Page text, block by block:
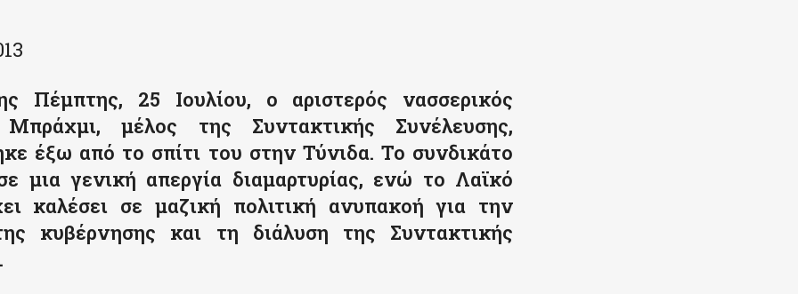
Πέμπτης, 25 Ιουλίου, ο αριστερός νασσερικός
μέλος της Συντακτικής Συνέλευσης,
έξω από το σπίτι του στην Τύνιδα. Το συνδικάτο
μια γενική απεργία διαμαρτυρίας, ενώ το Λαϊκό
καλέσει σε μαζική πολιτική ανυπακοή για την
κυβέρνησης και τη διάλυση της Συντακτικής